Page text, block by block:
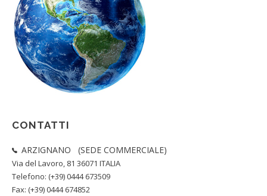
CONTATTI
ARZIGNANO (SEDE COMMERCIALE)
Via del Lavoro, 81 36071 ITALIA
Telefono: (+39) 0444 673509
Fax: (+39) 0444 674852